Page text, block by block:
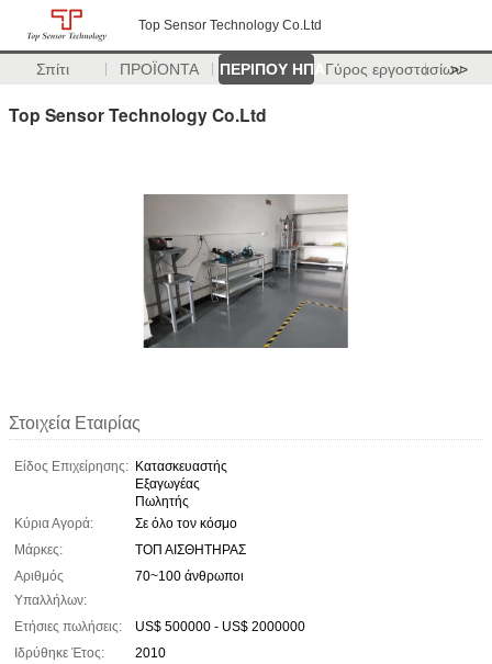
Top Sensor Technology Co.Ltd
Σπίτι ΠΡΟΪΟΝΤΑ ΠΕΡΙΠΟΥ ΗΠΑ Γύρος εργοστασίων
>>
Top Sensor Technology Co.Ltd
Στοιχεία Εταιρίας
Είδος Επιχείρησης: Κατασκευαστής
Εξαγωγέας
Πωλητής
Κύρια Αγορά:
Σε όλο τον κόσμο
Μάρκες:
ΤΟΠ ΑΙΣΘΗΤΗΡΑΣ
Αριθμός
Υπαλλήλων:
70~100 άνθρωποι
Ετήσιες πωλήσεις:
US$ 500000 - US$ 2000000
Ιδρύθηκε Έτος:
2010